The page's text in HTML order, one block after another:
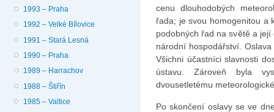
1993 – Praha
1992 – Velké Bílovice
1991 – Stará Lesná
1990 – Praha
1989 – Harrachov
1988 – Štiřín
1985 – Valtice
cenu dlouhodobých
řada; je svou homogenitou a
podobných řad na světě a
národní hospodářství.
Všichni účastníci slavnosti
ústavu. Zároveň byla
dvousetletému
Po skončení oslavy se ve